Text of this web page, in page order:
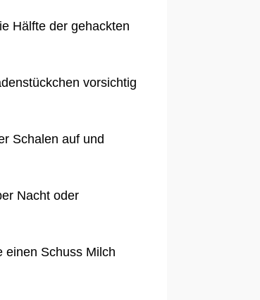
Hälfte der gehackten
vorsichtig
Schalen auf und
Nacht oder
einen Schuss Milch